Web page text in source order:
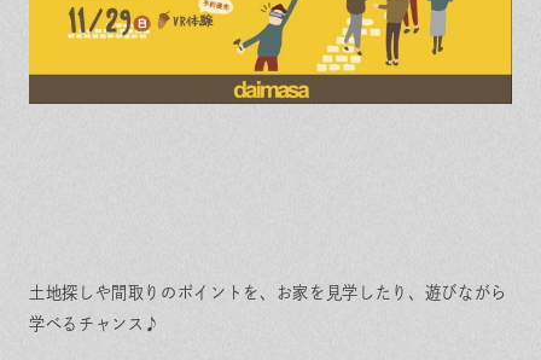
土地探しや間取りのポイントを、お家を見学したり、遊びながら
学べるチャンス♪